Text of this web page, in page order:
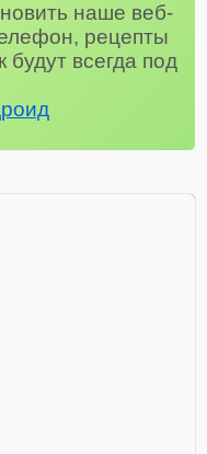
наше веб-
рецепты
всегда под